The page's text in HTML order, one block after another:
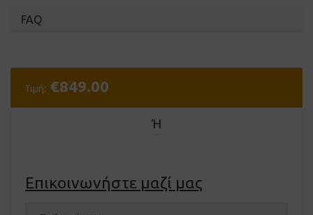
FAQ
Τιμή: €849.00
Ή
Επικοινωνήστε μαζί μας